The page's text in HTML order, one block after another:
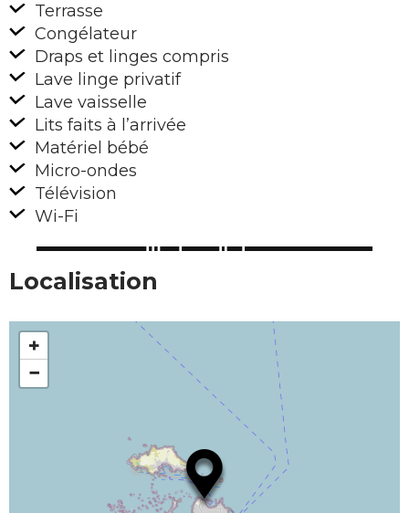
Terrasse
Congélateur
Draps et linges compris
Lave linge privatif
Lave vaisselle
Lits faits à l’arrivée
Matériel bébé
Micro-ondes
Télévision
Wi-Fi
Localisation
+
−